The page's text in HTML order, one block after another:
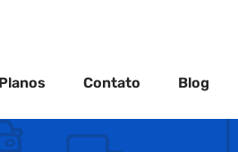
Planos Contato Blog